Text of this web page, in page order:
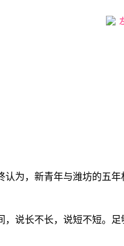
认为，新青年与潍坊的五
，说长不长，说短不短。